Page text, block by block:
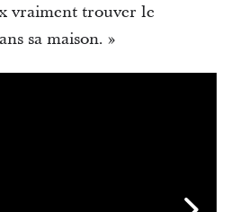
vraiment trouver le
sa maison. »